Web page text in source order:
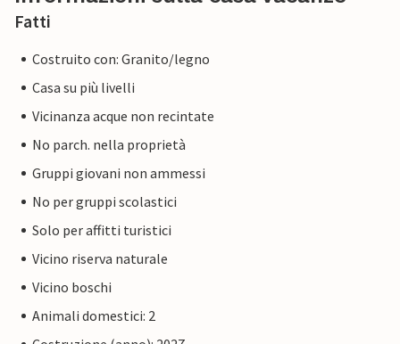
Fatti
Costruito con: Granito/legno
Casa su più livelli
Vicinanza acque non recintate
No parch. nella proprietà
Gruppi giovani non ammessi
No per gruppi scolastici
Solo per affitti turistici
Vicino riserva naturale
Vicino boschi
Animali domestici: 2